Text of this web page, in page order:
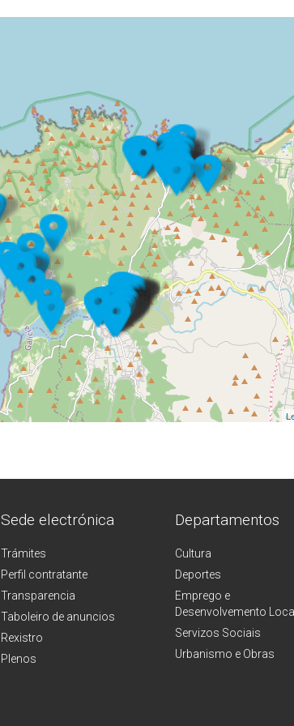
Sede electrónica
Trámites
Perfil contratante
Transparencia
Taboleiro de anuncios
Rexistro
Plenos
Departamentos
Cultura
Deportes
Emprego e
Desenvolvemento Local
Servizos Sociais
Urbanismo e Obras